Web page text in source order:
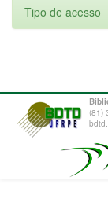
Tipo de acesso
(81)